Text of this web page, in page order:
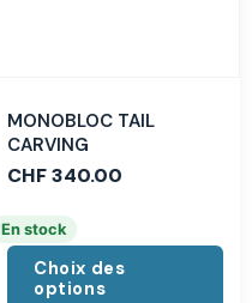
MONOBLOC TAIL
CARVING
CHF340.00
En stock
Choix des
options